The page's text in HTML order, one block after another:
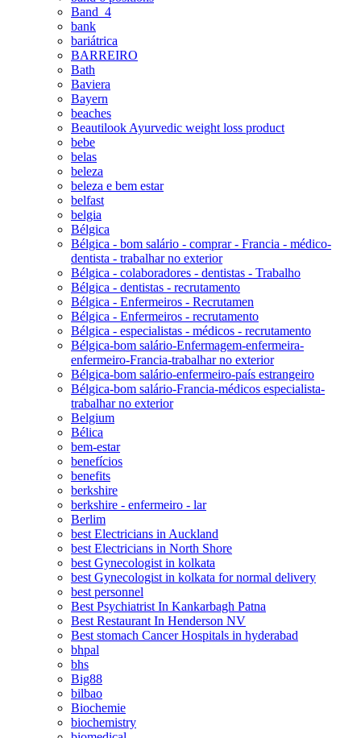
Band_4
bank
bariátrica
BARREIRO
Bath
Baviera
Bayern
beaches
Beautilook Ayurvedic weight loss product
bebe
belas
beleza
beleza e bem estar
belfast
belgia
Bélgica
Bélgica - bom salário - comprar - Francia - médico-
dentista - trabalhar no exterior
Bélgica - colaboradores - dentistas - Trabalho
Bélgica - dentistas - recrutamento
Bélgica - Enfermeiros - Recrutamen
Bélgica - Enfermeiros - recrutamento
Bélgica - especialistas - médicos - recrutamento
Bélgica-bom salário-Enfermagem-enfermeira-
enfermeiro-Francia-trabalhar no exterior
Bélgica-bom salário-enfermeiro-país estrangeiro
Bélgica-bom salário-Francia-médicos especialista-
trabalhar no exterior
Belgium
Bélica
bem-estar
benefícios
benefits
berkshire
berkshire - enfermeiro - lar
Berlim
best Electricians in Auckland
best Electricians in North Shore
best Gynecologist in kolkata
best Gynecologist in kolkata for normal delivery
best personnel
Best Psychiatrist In Kankarbagh Patna
Best Restaurant In Henderson NV
Best stomach Cancer Hospitals in hyderabad
bhpal
bhs
Big88
bilbao
Biochemie
biochemistry